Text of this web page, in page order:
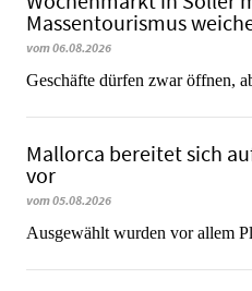
Massentourismus
vom 06.08.2026
Geschäfte dürfen zwar öffnen,
Mallorca bereitet sich
vor
vom 05.08.2026
Ausgewählt wurden vor allem